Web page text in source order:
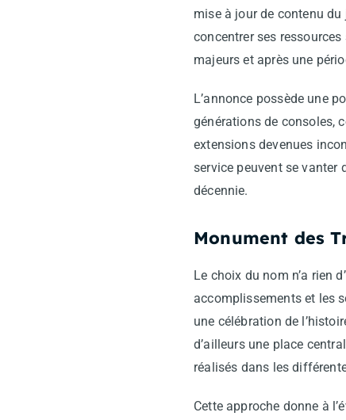
mise à jour de contenu
concentrer ses
majeurs et après une
L’annonce possède une
générations de consoles,
extensions devenues
service peuvent se vanter
décennie.
Monument des
Le choix du nom n’a rien
accomplissements et les
une célébration de
d’ailleurs une place
réalisés dans les
Cette approche donne à